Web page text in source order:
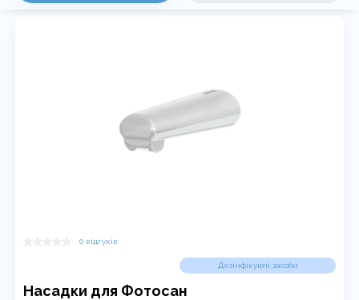
0 відгуків
Насадки для Фотосан
Дезінфікуючі засоби